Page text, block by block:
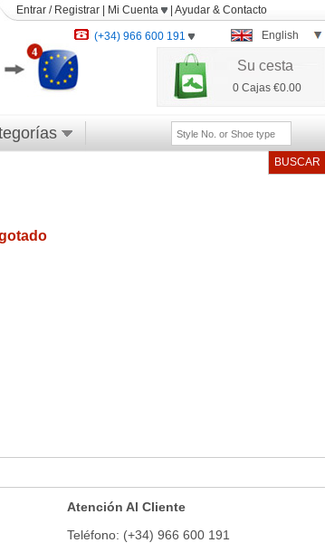
Entrar / Registrar Mi Cuenta Ayudar & Contacto
(+34) 966 600 191 English
Su cesta
0Cajas €0.00
BUSCAR
Atención Al Cliente
Teléfono: (+34) 966 600 191